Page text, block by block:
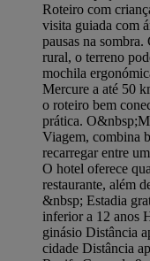
Roteiro com
visita guiada com
pausas na
rural, o terreno
mochila
Mercure a até 50
o roteiro bem
prática.
Viagem, combina
recarregar entre
O hotel oferece
restaurante, além
&nbsp; Estadia
inferior a 12 anos
ginásio Distância
cidade Distância